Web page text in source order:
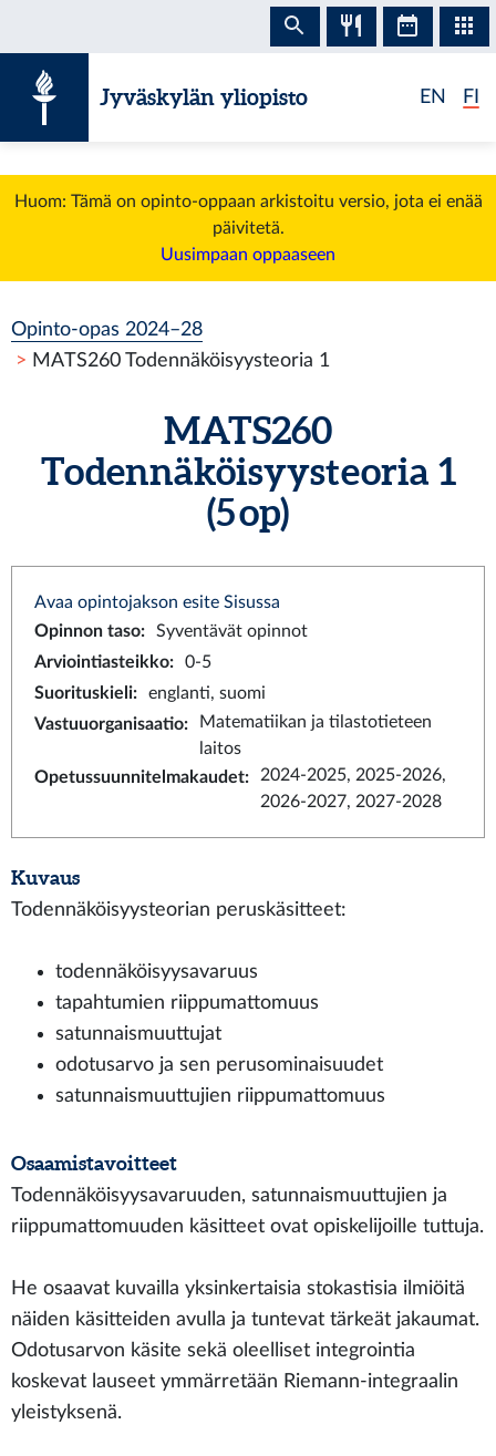
Jyväskylän yliopisto EN FI
Huom: Tämä on opinto-oppaan arkistoitu versio, jota ei enää
päivitetä.
Uusimpaan oppaaseen
Opinto-opas 2024–28
MATS260 Todennäköisyysteoria 1
MATS260
Todennäköisyysteoria 1
(5 op)
Avaa opintojakson esite Sisussa
Opinnon taso:
Syventävät opinnot
Arviointiasteikko:
0-5
Suorituskieli:
englanti, suomi
Vastuuorganisaatio:
Matematiikan ja tilastotieteen
laitos
Opetussuunnitelmakaudet:
2024-2025, 2025-2026,
2026-2027, 2027-2028
Kuvaus
Todennäköisyysteorian peruskäsitteet:
todennäköisyysavaruus
tapahtumien riippumattomuus
satunnaismuuttujat
odotusarvo ja sen perusominaisuudet
satunnaismuuttujien riippumattomuus
Osaamistavoitteet
Todennäköisyysavaruuden, satunnaismuuttujien ja
riippumattomuuden käsitteet ovat opiskelijoille tuttuja.
He osaavat kuvailla yksinkertaisia stokastisia ilmiöitä
näiden käsitteiden avulla ja tuntevat tärkeät jakaumat.
Odotusarvon käsite sekä oleelliset integrointia
koskevat lauseet ymmärretään Riemann-integraalin
yleistyksenä.